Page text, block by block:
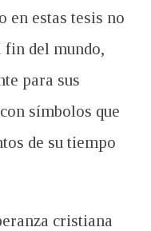
en estas tesis no
fin del mundo,
para sus
símbolos que
de su tiempo
cristiana